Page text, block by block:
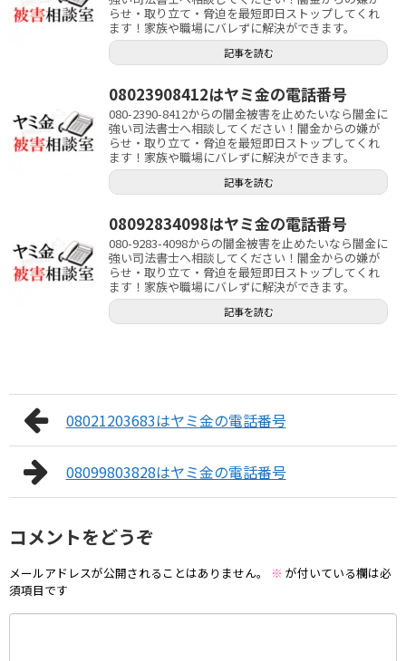
らせ・取り立て・脅迫を最短即日ストップしてくれ
ます！家族や職場にバレずに解決ができます。
記事を読む
08023908412はヤミ金の電話番号
080-2390-8412からの闇金被害を止めたいなら闇金に
強い司法書士へ相談してください！闇金からの嫌が
らせ・取り立て・脅迫を最短即日ストップしてくれ
ます！家族や職場にバレずに解決ができます。
記事を読む
08092834098はヤミ金の電話番号
080-9283-4098からの闇金被害を止めたいなら闇金に
強い司法書士へ相談してください！闇金からの嫌が
らせ・取り立て・脅迫を最短即日ストップしてくれ
ます！家族や職場にバレずに解決ができます。
記事を読む
08021203683はヤミ金の電話番号
08099803828はヤミ金の電話番号
コメントをどうぞ
メールアドレスが公開されることはありません。 ※ が付いている欄は必
須項目です